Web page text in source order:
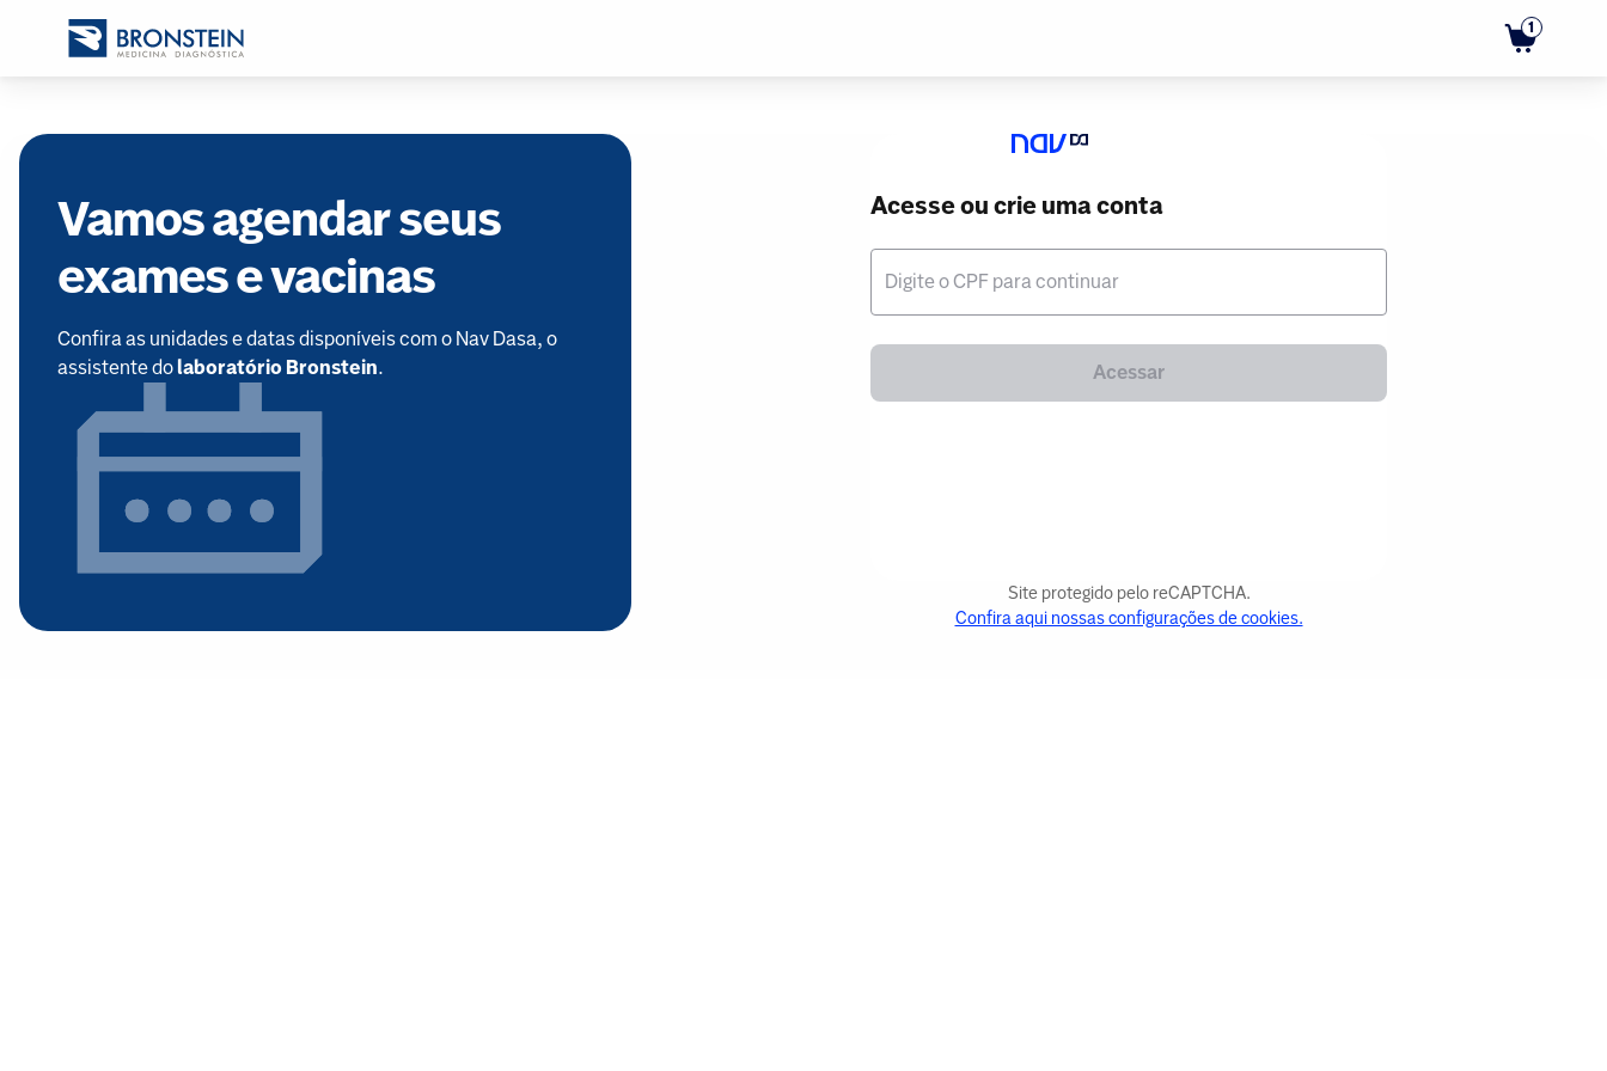
1
Vamos agendar seus
exames e vacinas
Confira as unidades e datas disponíveis com o Nav Dasa, o
assistente dolaboratório Bronstein.
Acesse ou crie uma conta
Digite o CPF para continuar
Acessar
Site protegido pelo reCAPTCHA.
Confira aqui nossas configurações de cookies.